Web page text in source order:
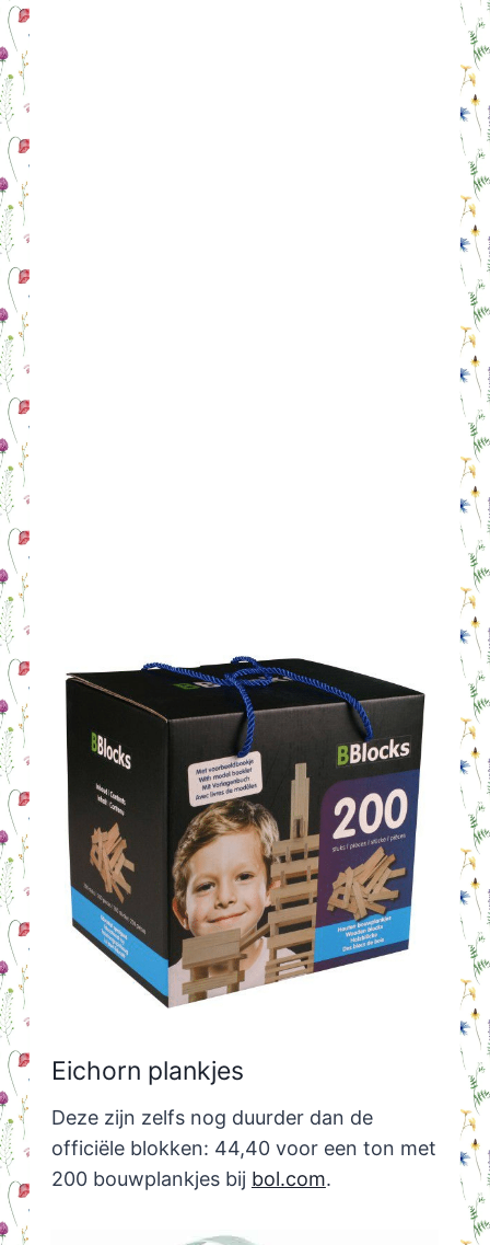
Eichorn plankjes
Deze zijn zelfs nog duurder dan de
officiële blokken: 44,40 voor een ton met
200 bouwplankjes bij bol.com.